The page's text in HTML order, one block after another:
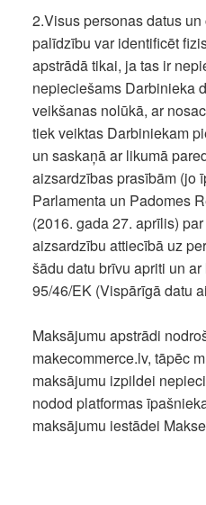
2.Visus personas datus
palīdzību var identificēt
apstrādā tikai, ja tas ir
nepieciešams Darbinieka
veikšanas nolūkā, ar
tiek veiktas Darbiniekam
un saskaņā ar likumā
aizsardzības prasībām (jo
Parlamenta un Padomes
(2016. gada 27. aprīlis)
aizsardzību attiecībā uz
šādu datu brīvu apriti un
95/46/EK (Vispārīgā datu
Maksājumu apstrādi
makecommerce.lv, tāpēc
maksājumu izpildei
nodod platformas
maksājumu iestādei